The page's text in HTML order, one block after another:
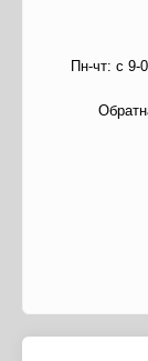
Пн-чт: с 9-